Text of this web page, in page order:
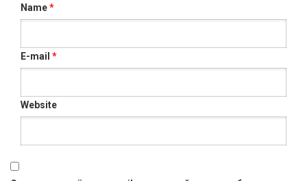
Name*
E-mail *
Website